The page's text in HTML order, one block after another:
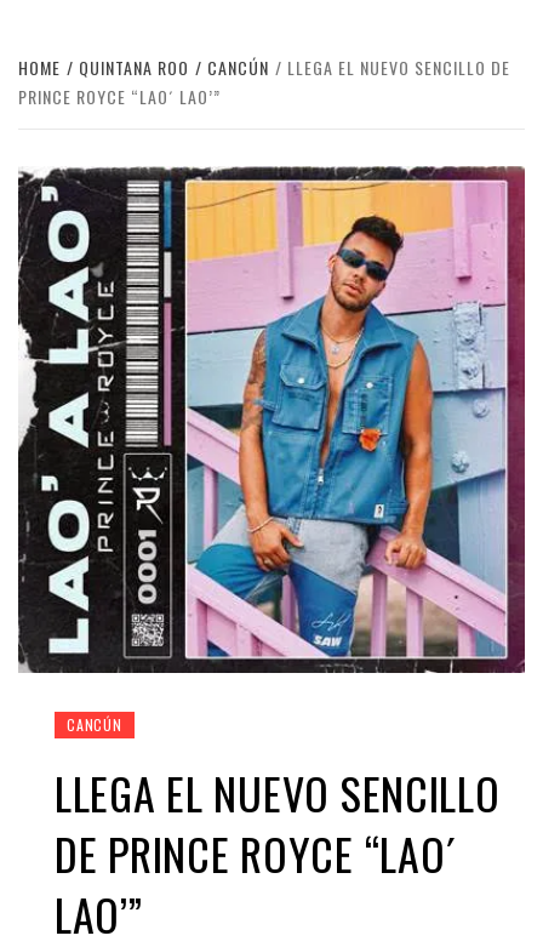
HOME QUINTANA ROO CANCÚN
LLEGA EL NUEVO SENCILLO DE
PRINCE ROYCE “LAO´ LAO’”
CANCÚN
LLEGA EL NUEVO SENCILLO
DE PRINCE ROYCE “LAO´
LAO’”